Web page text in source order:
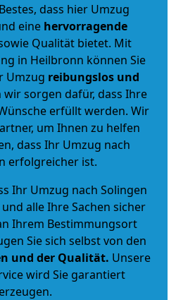
dass hier Umzug
eine hervorragende
Qualität bietet. Mit
in Heilbronn können Sie
Umzug reibungslos und
sorgen dafür, dass Ihre
erfüllt werden. Wir
um Ihnen zu helfen
dass Ihr Umzug nach
erfolgreicher ist.
Ihr Umzug nach Solingen
alle Ihre Sachen sicher
Ihrem Bestimmungsort
Sie sich selbst von den
und der Qualität. Unsere
wird Sie garantiert